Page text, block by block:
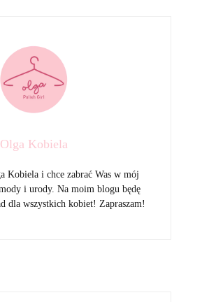
Olga Kobiela
Kobiela i chce zabrać Was w mój
i urody. Na moim blogu będę
dla wszystkich kobiet! Zapraszam!